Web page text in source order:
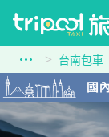
台南包車